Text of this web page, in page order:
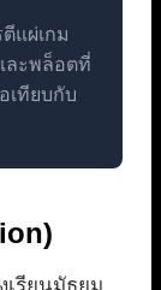
แผ่เกม
ะพล็อตที่
เทียบกับ